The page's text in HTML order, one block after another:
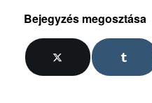
Bejegyzés megosztása